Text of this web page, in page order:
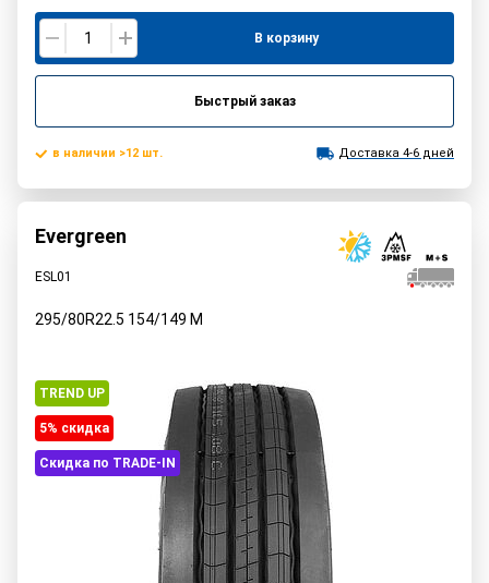
В корзину
Быстрый заказ
в наличии >12 шт. Доставка 4-6 дней
Evergreen
ESL01
295/80R22.5 154/149 M
TREND UP
5% cкидка
Скидка по TRADE-IN